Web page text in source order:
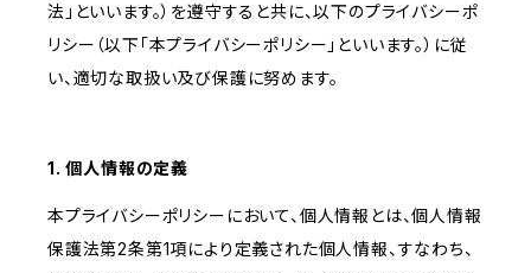
法」といいます。）を遵守すると共に、以下のプライバシーポ
リシー（以下「本プライバシーポリシー」といいます。）に従
い、適切な取扱い及び保護に努めます。
1. 個人情報の定義
本プライバシーポリシーにおいて、個人情報とは、個人情報
保護法第2条第1項により定義された個人情報、すなわち、